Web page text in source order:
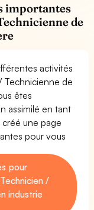
importantes
de
activités
Technicienne de
êtes
assimilé en tant
créé une page
pour vous
pour
/
industrie